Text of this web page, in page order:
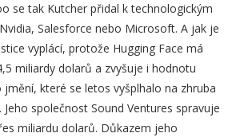
se tak Kutcher přidal k technologickým
Salesforce nebo Microsoft. A jak je
vyplácí, protože Hugging Face má
miliardy dolarů a zvyšuje i hodnotu
které se letos vyšplhalo na zhruba
společnost Sound Ventures spravuje
miliardu dolarů. Důkazem jeho